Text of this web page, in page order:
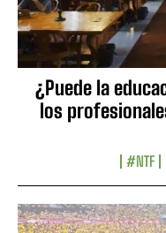
¿Puede la
los
#NTF